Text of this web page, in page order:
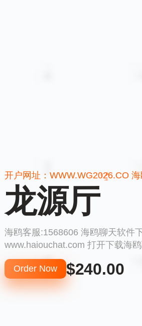
开户网址：WWW.WG2026.CO
龙源厅
海鸥客服:1568606 海鸥聊天软件
www.haiouchat.com 打开下载海
Order Now $240.00